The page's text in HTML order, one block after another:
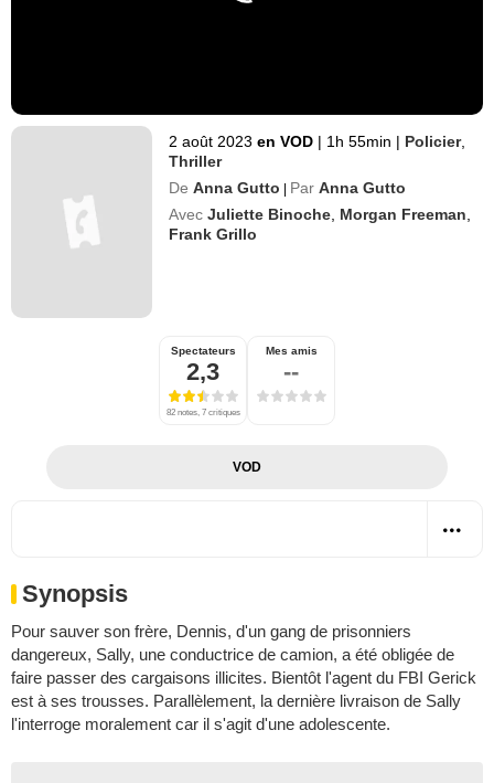
2 août 2023 en VOD | 1h 55min | Policier,
Thriller
De Anna Gutto | Par Anna Gutto
Avec Juliette Binoche Morgan Freeman
Frank Grillo
Spectateurs
2,3
82 notes, 7 critiques
Mes amis
--
VOD
Synopsis
Pour sauver son frère, Dennis, d'un gang de prisonniers
dangereux, Sally, une conductrice de camion, a été obligée de
faire passer des cargaisons illicites. Bientôt l'agent du FBI Gerick
est à ses trousses. Parallèlement, la dernière livraison de Sally
l'interroge moralement car il s'agit d'une adolescente.